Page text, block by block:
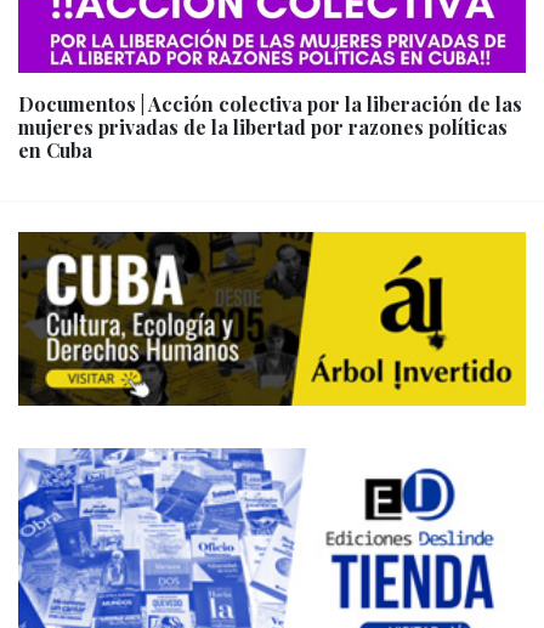
Documentos | Acción colectiva por la liberación de las
mujeres privadas de la libertad por razones políticas
en Cuba